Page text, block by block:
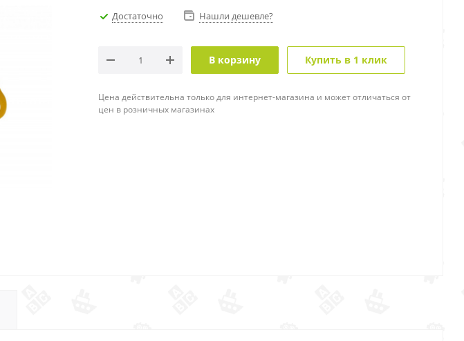
Достаточно Нашли дешевле?
В корзину Купить в 1 клик
Цена действительна только для интернет-магазина и может отличаться от
цен в розничных магазинах